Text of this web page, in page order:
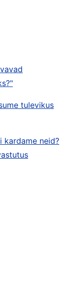
tulevikus
kardame neid?